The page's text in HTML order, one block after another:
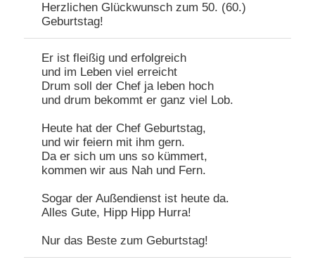
Herzlichen Glückwunsch zum 50. (60.)
Geburtstag!
Er ist fleißig und erfolgreich
und im Leben viel erreicht
Drum soll der Chef ja leben hoch
und drum bekommt er ganz viel Lob.
Heute hat der Chef Geburtstag,
und wir feiern mit ihm gern.
Da er sich um uns so kümmert,
kommen wir aus Nah und Fern.
Sogar der Außendienst ist heute da.
Alles Gute, Hipp Hipp Hurra!
Nur das Beste zum Geburtstag!